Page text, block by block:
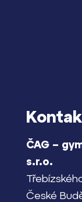
ČAG –
s.r.o.
České